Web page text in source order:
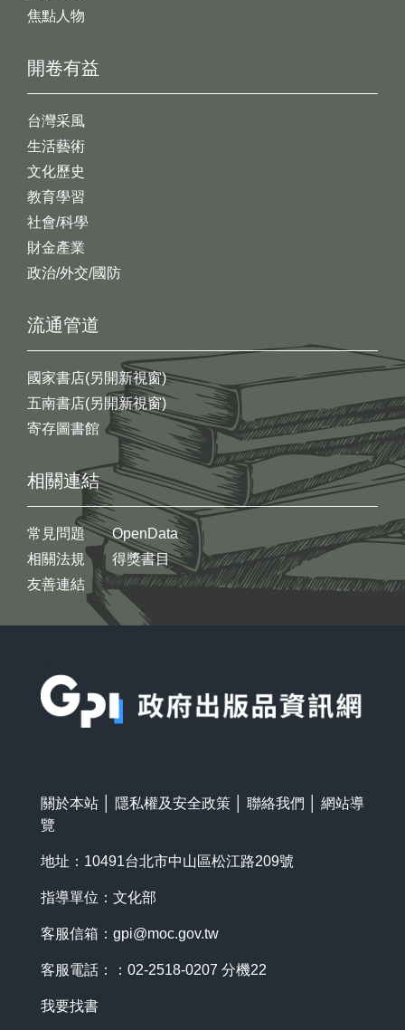
開卷有益
台灣采風
生活藝術
文化歷史
教育學習
社會/科學
財金產業
政治/外交/國防
焦點人物
流通管道
國家書店(另開新視窗)
五南書店(另開新視窗)
寄存圖書館
相關連結
常見問題
相關法規
友善連結
OpenData
得獎書目
關於本站 隱私權及安全政策 聯絡我們
網站導
覽
地址：10491台北市中山區松江路209號
指導單位：文化部
客服信箱： gpi@moc.gov.tw
客服電話：：02-2518-0207 分機22
我要找書